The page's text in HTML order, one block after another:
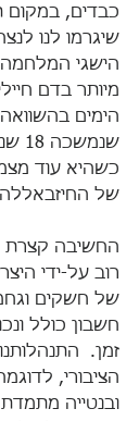
כבדים, במקום
שיגרמו לנו
הישגי
מיותר בדם
הימים
כשהיא עוד
של
החשיבה קצרת
רוב על-ידי
של חשקים
חשבון כולל
זמן.
הציבורי,
ובנטייה מתמדת